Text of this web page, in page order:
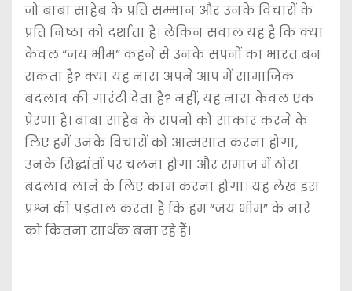
जो बाबा साहेब के प्रति सम्मान और उनके विचारों के
प्रति निष्ठा को दर्शाता है। लेकिन सवाल यह है कि क्या
केवल “जय भीम” कहने से उनके सपनों का भारत बन
सकता है? क्या यह नारा अपने आप में सामाजिक
बदलाव की गारंटी देता है? नहीं, यह नारा केवल एक
प्रेरणा है। बाबा साहेब के सपनों को साकार करने के
लिए हमें उनके विचारों को आत्मसात करना होगा,
उनके सिद्धांतों पर चलना होगा और समाज में ठोस
बदलाव लाने के लिए काम करना होगा। यह लेख इस
प्रश्न की पड़ताल करता है कि हम “जय भीम” के नारे
को कितना सार्थक बना रहे हैं।